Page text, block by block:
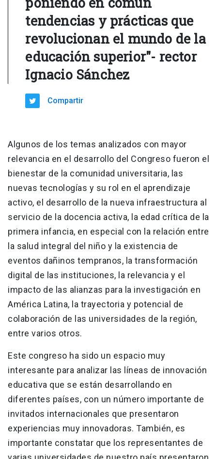
tendencias y prácticas que
revolucionan el mundo de la
educación superior"- rector
Ignacio Sánchez
Compartir
Algunos de los temas analizados con mayor
relevancia en el desarrollo del Congreso fueron el
bienestar de la comunidad universitaria, las
nuevas tecnologías y su rol en el aprendizaje
activo, el desarrollo de la nueva infraestructura al
servicio de la docencia activa, la edad crítica de la
primera infancia, en especial con la relación entre
la salud integral del niño y la existencia de
eventos dañinos tempranos, la transformación
digital de las instituciones, la relevancia y el
impacto de las alianzas para la investigación en
América Latina, la trayectoria y potencial de
colaboración de las universidades de la región,
entre varios otros.
Este congreso ha sido un espacio muy
interesante para analizar las líneas de innovación
educativa que se están desarrollando en
diferentes países, con un número importante de
invitados internacionales que presentaron
experiencias muy innovadoras. También, es
importante constatar que los representantes de